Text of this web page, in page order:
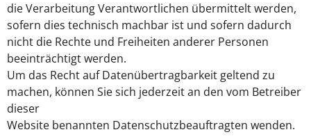
die Verarbeitung Verantwortlichen übermittelt werden,
sofern dies technisch machbar ist und sofern dadurch
nicht die Rechte und Freiheiten anderer Personen
beeinträchtigt werden.
Um das Recht auf Datenübertragbarkeit geltend zu
machen, können Sie sich jederzeit an den vom Betreiber
dieser
Website benannten Datenschutzbeauftragten wenden.